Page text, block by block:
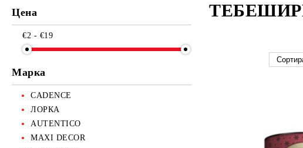
Цена
€2 - €19
Марка
CADENCE
ЛОРКА
AUTENTICO
MAXI DECOR